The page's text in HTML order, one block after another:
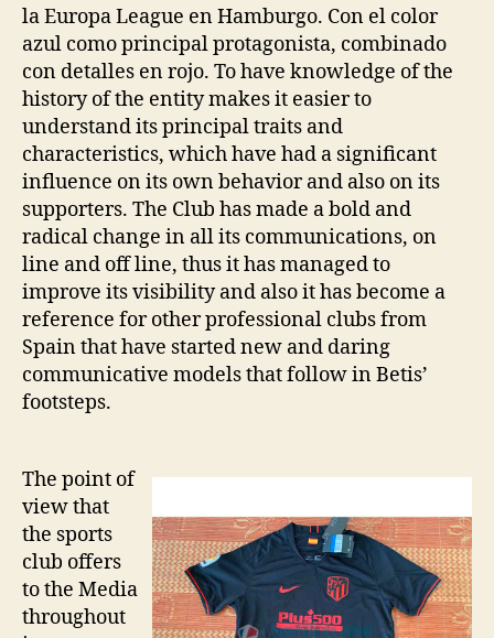
la Europa League en Hamburgo. Con el color
azul como principal protagonista, combinado
con detalles en rojo. To have knowledge of the
history of the entity makes it easier to
understand its principal traits and
characteristics, which have had a significant
influence on its own behavior and also on its
supporters. The Club has made a bold and
radical change in all its communications, on
line and off line, thus it has managed to
improve its visibility and also it has become a
reference for other professional clubs from
Spain that have started new and daring
communicative models that follow in Betis’
footsteps.
The point of
view that
the sports
club offers
to the Media
throughout